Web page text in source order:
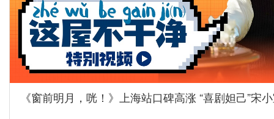
《窗前明月，咣！》上海站口碑高涨 “喜剧妲己”宋